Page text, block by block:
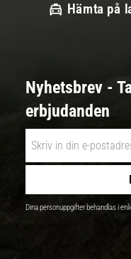
Hämta på
Nyhetsbrev -
erbjudanden
Dina personuppgifter behandlas i